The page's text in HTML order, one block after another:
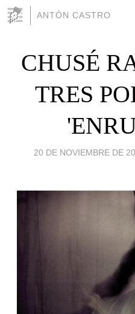
ANTÓN CASTRO
CHUSÉ
TRES
20 DE NOVIEMBRE DE